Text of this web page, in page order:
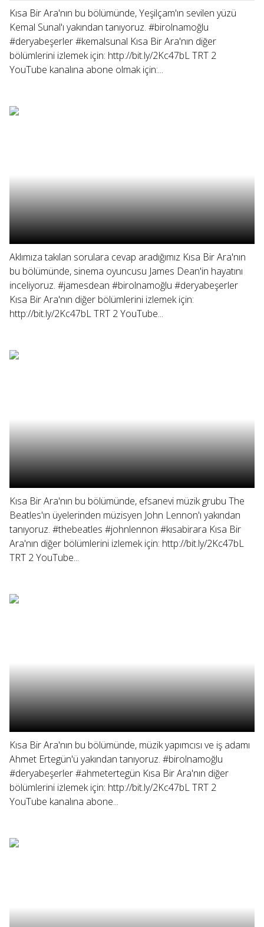
Kısa Bir Ara'nın bu bölümünde, Yeşilçam'ın sevilen yüzü
Kemal Sunal'ı yakından tanıyoruz. #birolnamoğlu
#deryabeşerler #kemalsunal Kısa Bir Ara'nın diğer
bölümlerini izlemek için: http://bit.ly/2Kc47bL TRT 2
YouTube kanalına abone olmak için:...
Aklımıza takılan sorulara cevap aradığımız Kısa Bir Ara'nın
bu bölümünde, sinema oyuncusu James Dean'in hayatını
inceliyoruz. #jamesdean #birolnamoğlu #deryabeşerler
Kısa Bir Ara'nın diğer bölümlerini izlemek için:
http://bit.ly/2Kc47bL TRT 2 YouTube...
Kısa Bir Ara'nın bu bölümünde, efsanevi müzik grubu The
Beatles'ın üyelerinden müzisyen John Lennon'ı yakından
tanıyoruz. #thebeatles #johnlennon #kısabirara Kısa Bir
Ara'nın diğer bölümlerini izlemek için: http://bit.ly/2Kc47bL
TRT 2 YouTube...
Kısa Bir Ara'nın bu bölümünde, müzik yapımcısı ve iş adamı
Ahmet Ertegün'ü yakından tanıyoruz. #birolnamoğlu
#deryabeşerler #ahmetertegün Kısa Bir Ara'nın diğer
bölümlerini izlemek için: http://bit.ly/2Kc47bL TRT 2
YouTube kanalına abone...